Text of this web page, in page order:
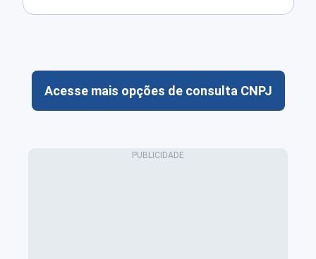
Acesse mais opções de consulta CNPJ